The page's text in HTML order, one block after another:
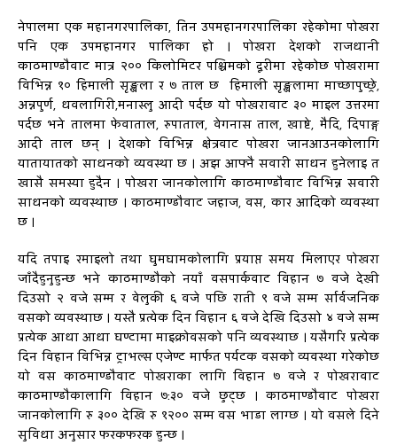
नेपालमा एक महानगरपालिका, तिन उपमहानगरपालिका रहेकोमा पोखरा
पनि एक उपमहानगर पालिका हो । पोखरा देशको राजधानी
काठमाण्डौवाट मात्र २०० किलोमिटर पश्चिमको दूरीमा रहेकोछ पोखरामा
विभिन्न १० हिमाली सृङ्खला र ७ ताल छ हिमाली सृङ्खलामा माच्छापुच्छ्रे,
अन्नपुर्ण, धवलागिरी,मनास्लु आदी पर्दछ यो पोखरावाट ३० माइल उत्तरमा
पर्दछ भने तालमा फेवाताल, रुपाताल, वेगनास ताल, खाष्टे, मैदि, दिपाङ्ग
आदी ताल छन् । देशको विभिन्न क्षेत्रवाट पोखरा जानआउनकोलागि
यातायातको साधनको व्यवस्था छ । अझ आफ्नै सवारी साधन हुनेलाइ त
खासै समस्या हुदैन । पोखरा जानकोलागि काठमाण्डौवाट विभिन्न सवारी
साधनको व्यवस्थाछ । काठमाण्डौवाट जहाज, वस, कार आदिको व्यवस्था
छ ।
यदि तपाइ रमाइलो तथा घुमघामकोलागि प्रयाप्त समय मिलाएर पोखरा
जाँदैहुनुहुन्छ भने काठमाण्डौको नयाँ वसपार्कवाट विहान ७ वजे देखी
दिउसो २ वजे सम्म र वेलुकी ६ वजे पछि राती ९ वजे सम्म र्सार्वजनिक
वसको व्यवस्थाछ । यस्तै प्रत्येक दिन विहान ६ वजे देखि दिउसो ४ वजे सम्म
प्रत्येक आधा आधा घण्टामा माइक्रोवसको पनि व्यवस्थाछ । यसैगरि प्रत्येक
दिन विहान विभिन्न ट्राभल्स एजेण्ट मार्फत पर्यटक वसको व्यवस्था गरेकोछ
यो वस काठमाण्डौवाट पोखराका लागि विहान ७ वजे र पोखरावाट
काठमाण्डौकालागि विहान ७:३० वजे छुट्छ । काठमाण्डौवाट पोखरा
जानकोलागि रु ३०० देखि रु १२०० सम्म वस भाडा लाग्छ । यो वसले दिने
सुविधा अनुसार फरकफरक हुन्छ ।